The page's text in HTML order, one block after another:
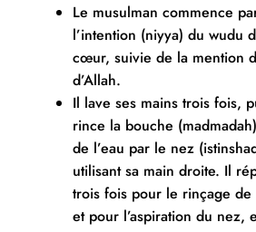
Le musulman commence
l’intention (niyya) du wudu
cœur, suivie de la mention
d’Allah.
Il lave ses mains trois fois,
rince la bouche
de l’eau par le nez
utilisant sa main droite. Il
trois fois pour le rinçage de
et pour l’aspiration du nez,